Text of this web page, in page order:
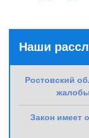
Наши
Ростовский
Закон имеет